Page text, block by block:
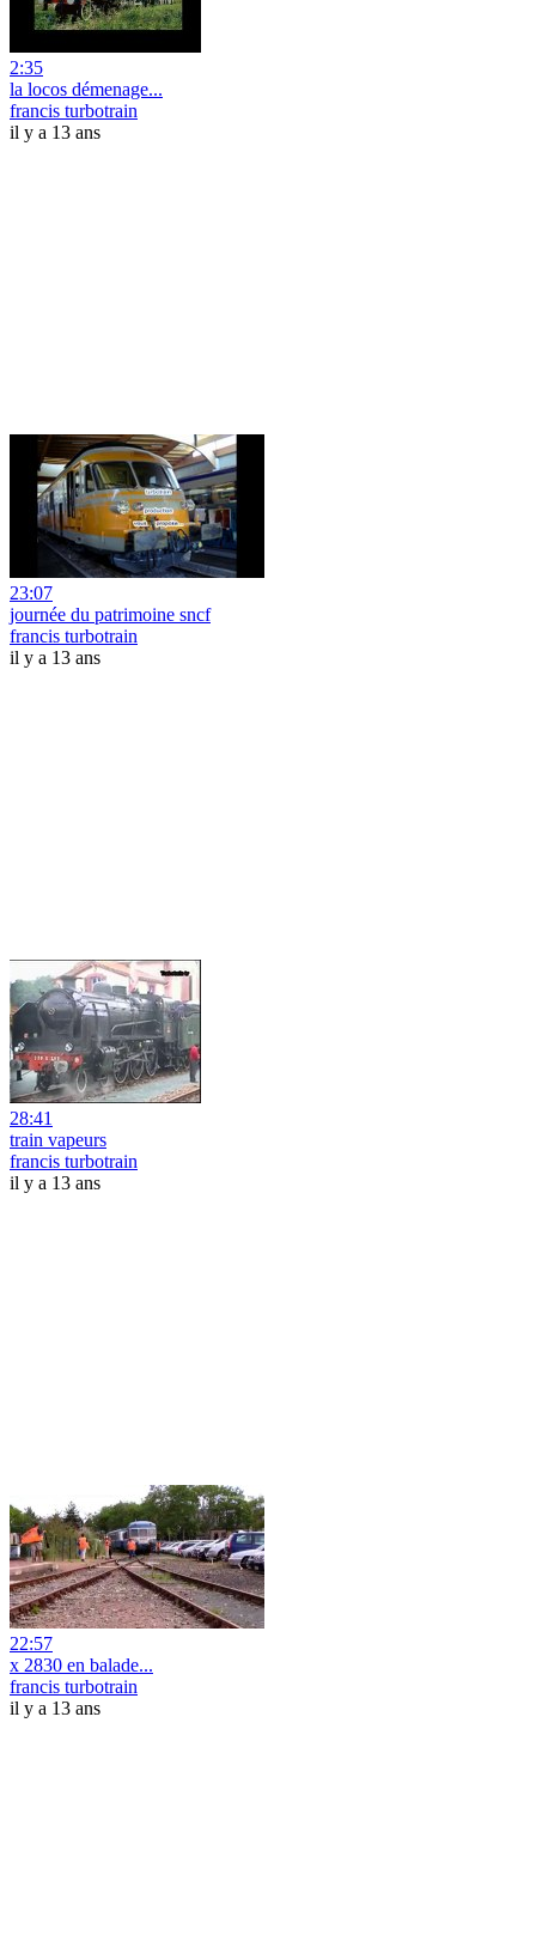
2:35
la locos démenage...
francis turbotrain
il y a 13 ans
23:07
journée du patrimoine sncf
francis turbotrain
il y a 13 ans
28:41
train vapeurs
francis turbotrain
il y a 13 ans
22:57
x 2830 en balade...
francis turbotrain
il y a 13 ans